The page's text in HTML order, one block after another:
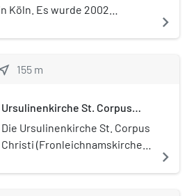
Köln. Es wurde 2002
Lippmann.
navigate_next
155 m
Ursulinenkirche St. Corpus
Die Ursulinenkirche St. Corpus
Christi (Fronleichnamskirche)
ehemalige Klosterkirche des
navigate_next